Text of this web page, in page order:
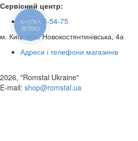
Сервісний центр:
050 468-54-75
м. Київ, вул. Новокостянтинівська, 4а
Адреси і телефони магазинів
2026, "Romstal Ukraine"
​E-mail: shop@romstal.ua
КНОПКА
ЗВ'ЯЗКУ